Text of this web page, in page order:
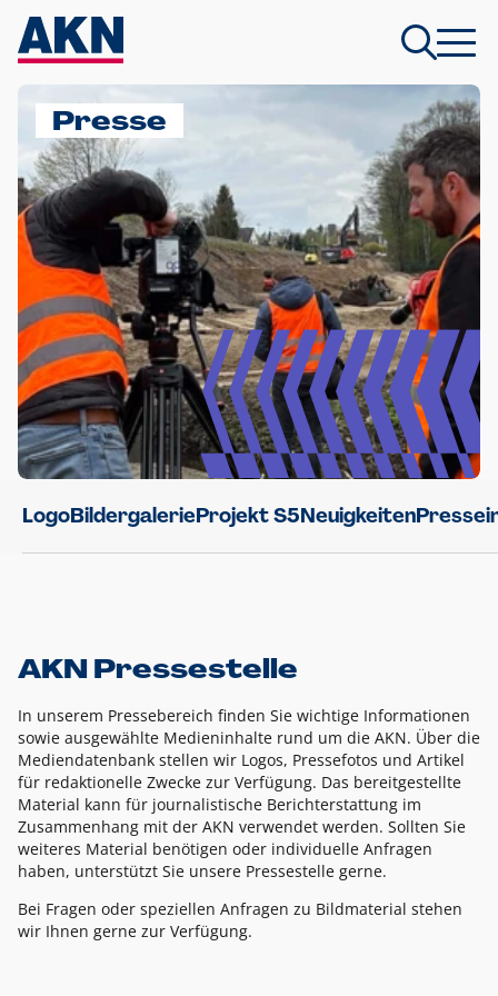
Presse
LogoBildergalerieProjekt S5Neuigkeiten
AKN Pressestelle
In unserem Pressebereich finden Sie wichtige Informationen
sowie ausgewählte Medieninhalte rund um die AKN. Über die
Mediendatenbank stellen wir Logos, Pressefotos und Artikel
für redaktionelle Zwecke zur Verfügung. Das bereitgestellte
Material kann für journalistische Berichterstattung im
Zusammenhang mit der AKN verwendet werden. Sollten Sie
weiteres Material benötigen oder individuelle Anfragen
haben, unterstützt Sie unsere Pressestelle gerne.
Bei Fragen oder speziellen Anfragen zu Bildmaterial stehen
wir Ihnen gerne zur Verfügung.